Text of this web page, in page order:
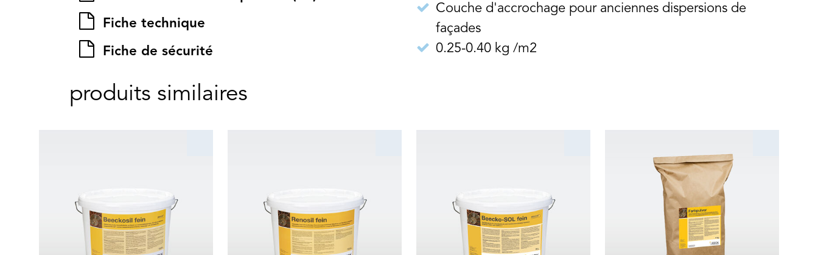
Fiche technique
Fiche de sécurité
Couche d'accrochage pour anciennes dispersions de
façades
0.25-0.40 kg /m2
produits similaires